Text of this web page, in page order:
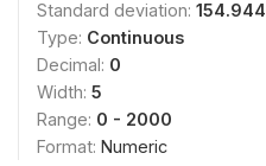
Standard deviation: 154.944
Type: Continuous
Decimal: 0
Width: 5
Range: 0 - 2000
Format: Numeric